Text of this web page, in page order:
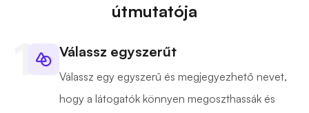
útmutatója
Válassz egyszerűt
Válassz egy egyszerű és megjegyezhető nevet,
hogy a látogatók könnyen megoszthassák és